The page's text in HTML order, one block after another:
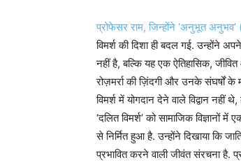
प्रोफेसर राम, जिन्होंने ‘अनुभूत
विमर्श की दिशा ही बदल गई. उन्होंने
नहीं है, बल्कि यह एक ऐतिहासिक,
रोज़मर्रा की ज़िंदगी और उनके संघर्षों
विमर्श में योगदान देने वाले विद्वान
‘दलित विमर्श’ को सामाजिक
से निर्मित हुआ है. उन्होंने दिखाया कि
प्रभावित करने वाली जीवंत संरचना है.